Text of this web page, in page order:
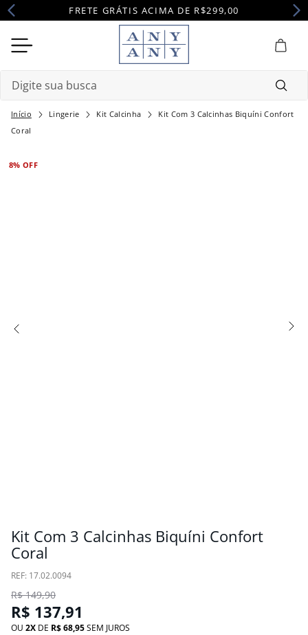
FRETE GRÁTIS ACIMA DE R$299,00
Lingerie Kit Calcinha
Kit Com 3 Calcinhas Biquíni Confort
Coral
8% OFF
Kit Com 3 Calcinhas Biquíni Confort
Coral
: 17.02.0094
R$ 149,90
R$ 137,91
OU 2 DE R$68,95SEM JUROS
Termos mais buscados
2º
pijama